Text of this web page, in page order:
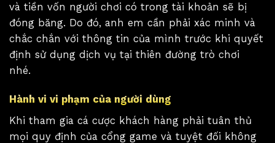
và tiền vốn người chơi có trong tài khoản sẽ bị
đóng băng. Do đó, anh em cần phải xác minh và
chắc chắn với thông tin của mình trước khi quyết
định sử dụng dịch vụ tại thiên đường trò chơi
nhé.
Hành vi vi phạm của người dùng
Khi tham gia cá cược khách hàng phải tuân thủ
mọi quy định của cổng game và tuyệt đối không